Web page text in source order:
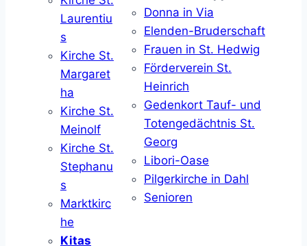
Laurentiu
s
Kirche St.
Margaret
ha
Kirche St.
Meinolf
Kirche St.
Stephanu
s
Marktkirc
he
Kitas
Donna in Via
Elenden-Bruderschaft
Frauen in St. Hedwig
Förderverein St.
Heinrich
Gedenkort Tauf- und
Totengedächtnis St.
Georg
Libori-Oase
Pilgerkirche in Dahl
Senioren